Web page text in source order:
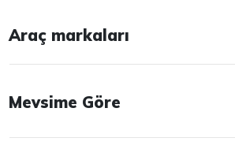
Araç markaları
Mevsime Göre